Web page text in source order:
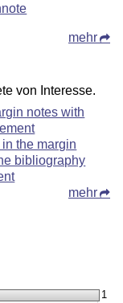
mehr
von Interesse.
notes with
the margin
bibliography
mehr
1